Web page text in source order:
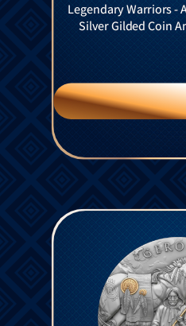
Legendary Warriors -
Silver Gilded Coin